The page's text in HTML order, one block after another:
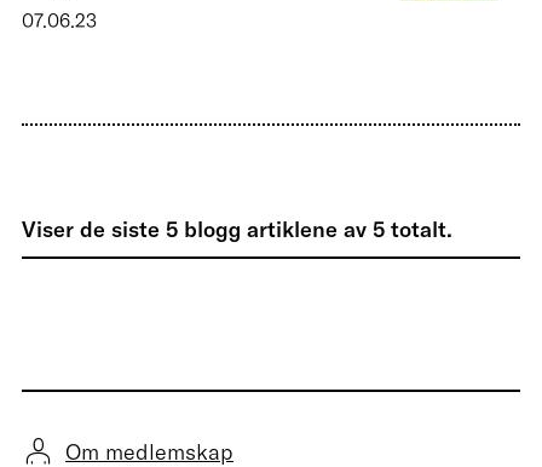
07.06.23
Viser de siste 5 blogg artiklene av 5 totalt.
Om medlemskap